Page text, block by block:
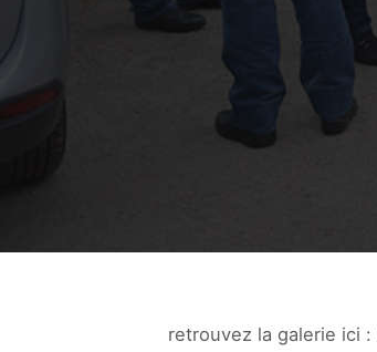
retrouvez la galerie ici :